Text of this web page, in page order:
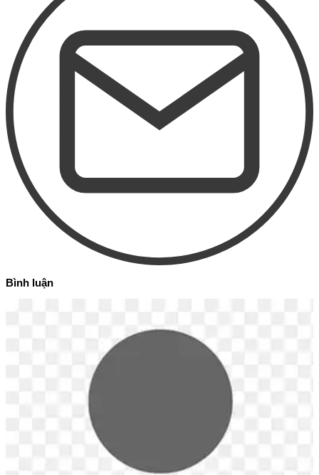
Bình luận